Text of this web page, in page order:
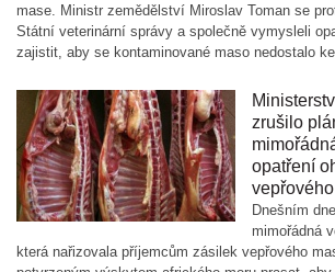
mase. Ministr zemědělství Miroslav Toman se
Státní veterinární správy a společně vymysleli
zajistit, aby se kontaminované maso nedostalo
zrušilo
opatření
Dnešním
mimořádná
která nařizovala příjemcům zásilek vepřového